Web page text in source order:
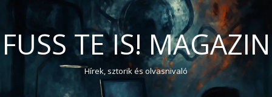
FUSS TE IS! MAGAZIN
Hírek, sztorik és olvasnivaló